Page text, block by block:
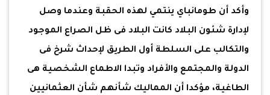
وأكد أن طومانباي ينتمي لهذه الحقبة وعندما وصل
لإدارة شئون البلاد كانت البلاد فى ظل الصراع الموجود
والتكالب على السلطة أول الطريق لإحداث شرخ فى
الدولة والمجتمع والأفراد وتبدا الاطماع الشخصية هى
الطاغية، مؤكدا أن المماليك شأنهم شأن العثمانيين